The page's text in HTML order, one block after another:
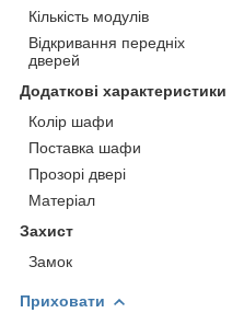
Кількість модулів
Відкривання передніх
дверей
Додаткові характеристики
Колір шафи
Поставка шафи
Прозорі двері
Матеріал
Захист
Замок
Приховати